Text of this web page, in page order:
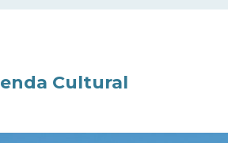
Cultural